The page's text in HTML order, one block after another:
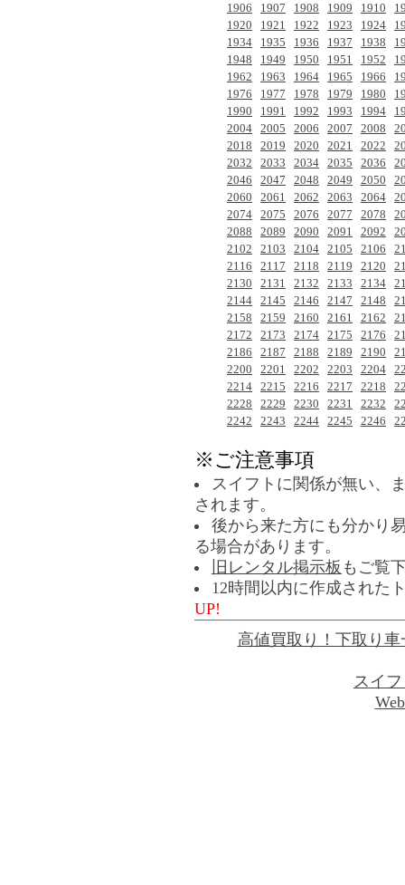
1906
1907 1908 1909 1910
1920
1921 1922 1923 1924
1934
1935 1936 1937 1938
1948
1949 1950 1951 1952
1962
1963 1964 1965 1966
1976
1977 1978 1979 1980
1990
1991 1992 1993 1994
2004 2005 2006 2007 2008
2018
2019 2020 2021 2022
2032
2033 2034 2035 2036
2046
2047 2048 2049 2050
2060
2061 2062 2063 2064
2074 2075 2076 2077 2078
2088
2089 2090 2091 2092
2102
2103 2104 2105 2106
2116
2117 2118 2119 2120
2130
2131 2132 2133 2134
2144 2145 2146 2147 2148
2158
2159 2160 2161 2162
2172
2173 2174 2175 2176
2186
2187 2188 2189 2190
2200
2201 2202 2203 2204
2214 2215 2216 2217 2218
2228
2229 2230 2231 2232
2242
2243 2244 2245 2246
※ご注意事項
スイフトに関係が無い、
されます。
後から来た方にも分かり
る場合があります。
旧レンタル掲示板 もご覧
12時間以内に作成された
UP!
高値買取り！下取り車
スイ